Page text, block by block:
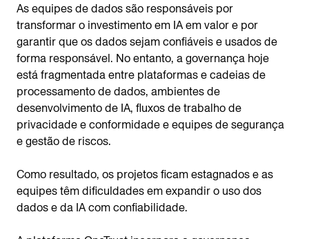
As equipes de dados são responsáveis por
transformar o investimento em IA em valor e por
garantir que os dados sejam confiáveis e usados de
forma responsável. No entanto, a governança hoje
está fragmentada entre plataformas e cadeias de
processamento de dados, ambientes de
desenvolvimento de IA, fluxos de trabalho de
privacidade e conformidade e equipes de segurança
e gestão de riscos.
Como resultado, os projetos ficam estagnados e as
equipes têm dificuldades em expandir o uso dos
dados e da IA com confiabilidade.